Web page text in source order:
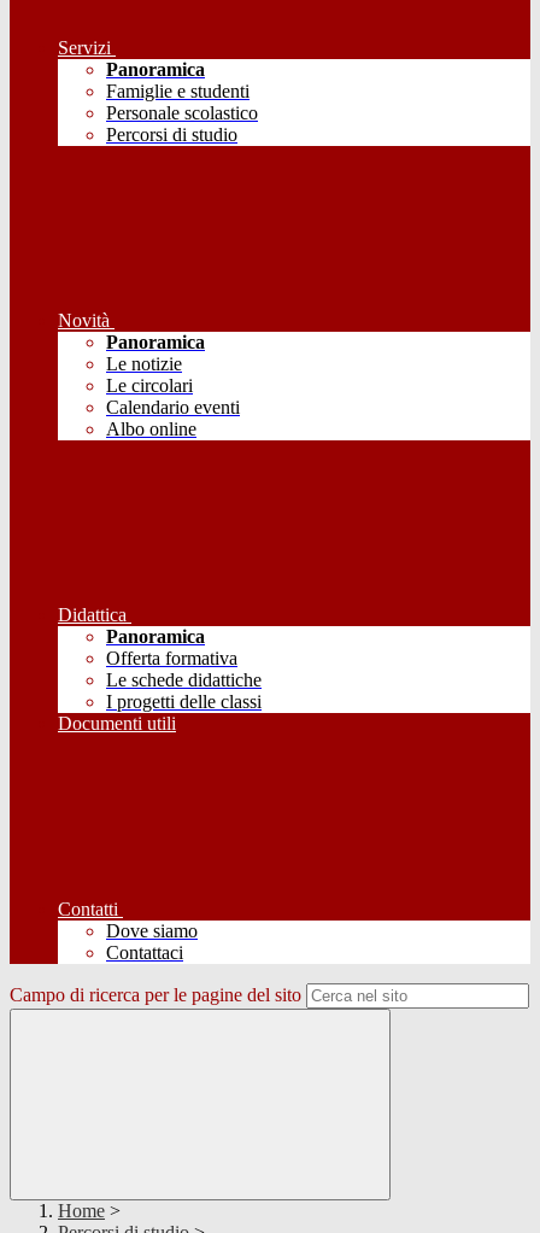
Servizi
Panoramica
Famiglie e studenti
Personale scolastico
Percorsi di studio
Novità
Panoramica
Le notizie
Le circolari
Calendario eventi
Albo online
Didattica
Panoramica
Offerta formativa
Le schede didattiche
I progetti delle classi
Documenti utili
Contatti
Dove siamo
Contattaci
Campo di ricerca per le pagine del sito
Home >